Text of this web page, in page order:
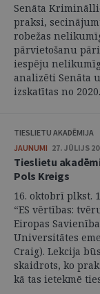
Senāta
praksi,
robežas
pārvietošanu
iespēju
analizēti Senāta
izskatītas no
TIESLIETU AKADĒMIJA
JAUNUMI 27. JŪLIJS
Tieslietu
Pols Kreigs
16. oktobrī plkst.
“ES vērtības:
Eiropas
Universitātes
Craig). Lekcija
skaidrots, ko
kā tas ietekmē